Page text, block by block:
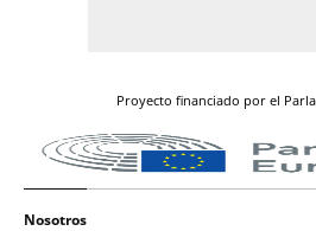
Proyecto financiado por el
Nosotros